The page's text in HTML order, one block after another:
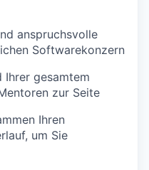
anspruchsvolle
Softwarekonzern
Ihrer gesamtem
zur Seite
Ihren
um Sie